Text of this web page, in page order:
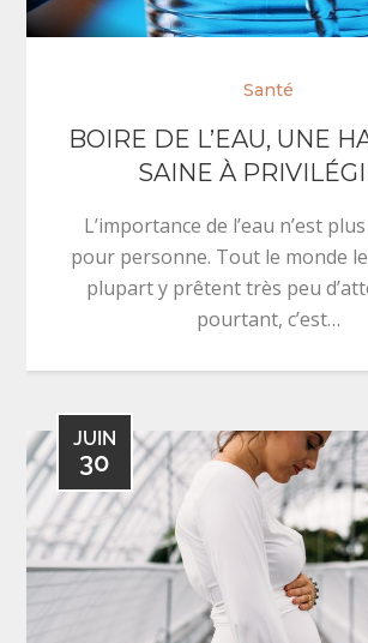
Santé
BOIRE DE L’EAU, UNE
SAINE À
L’importance de l’eau n’est
pour personne. Tout le monde
plupart y prêtent très peu
pourtant, c’est…
JUIN
30